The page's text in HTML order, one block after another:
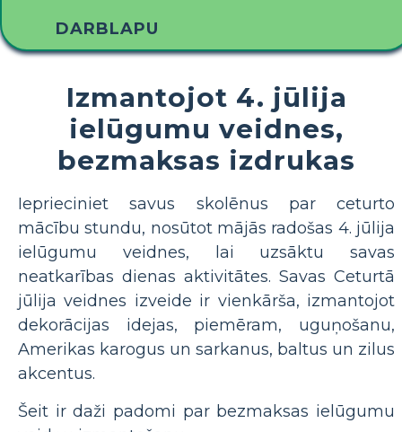
DARBLAPU
Izmantojot 4. jūlija
ielūgumu veidnes,
bezmaksas izdrukas
Ieprieciniet savus skolēnus par ceturto
mācību stundu, nosūtot mājās radošas 4. jūlija
ielūgumu veidnes, lai uzsāktu savas
neatkarības dienas aktivitātes. Savas Ceturtā
jūlija veidnes izveide ir vienkārša, izmantojot
dekorācijas idejas, piemēram, uguņošanu,
Amerikas karogus un sarkanus, baltus un zilus
akcentus.
Šeit ir daži padomi par bezmaksas ielūgumu